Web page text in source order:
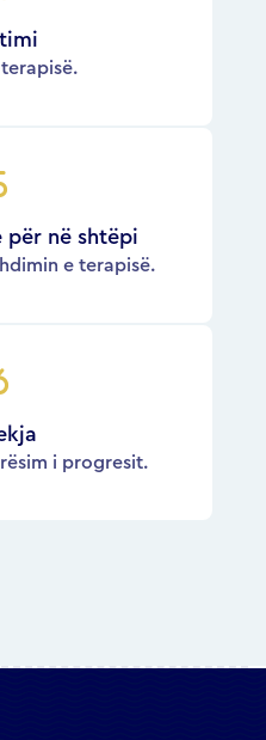
për në shtëpi
e terapisë.
i progresit.